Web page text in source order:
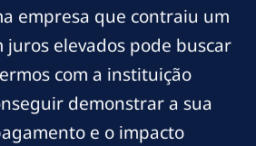
empresa que contraiu um
juros elevados pode buscar
com a instituição
demonstrar a sua
e o impacto